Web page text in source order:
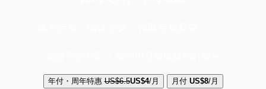
年付・周年特惠 US$6.5US$4/月 月付 US$8/月